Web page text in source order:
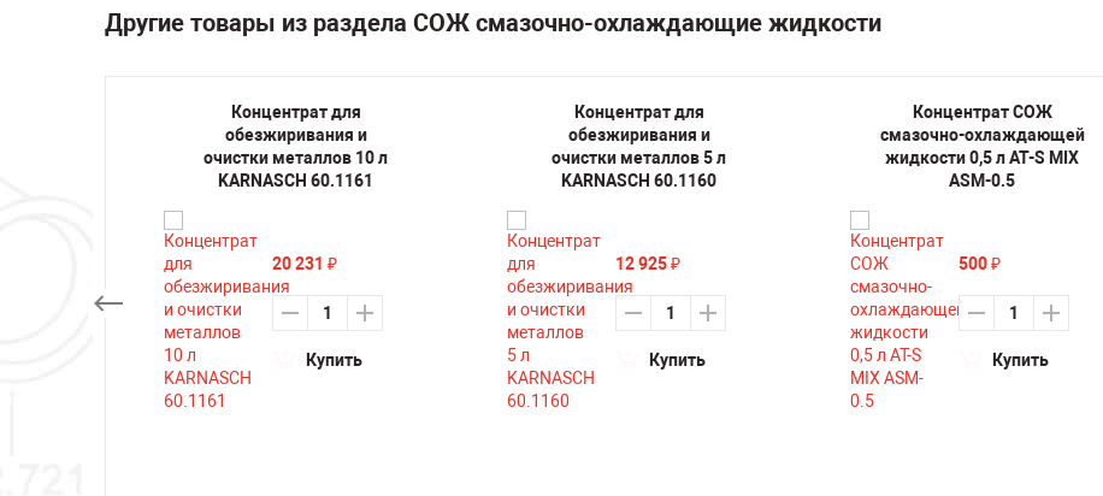
Другие товары из раздела СОЖ смазочно-охлаждающие жидкости
Концентрат для
обезжиривания и
очистки металлов 10 л
KARNASCH 60.1161
20 231 ₽
Купить
Концентрат для
обезжиривания и
очистки металлов 5 л
KARNASCH 60.1160
12 925 ₽
Купить
Концентрат СОЖ
смазочно-охлаждающей
жидкости 0,5 л AT-S MIX
ASM-0.5
500 ₽
Купить